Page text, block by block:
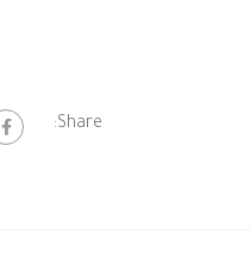
Share: